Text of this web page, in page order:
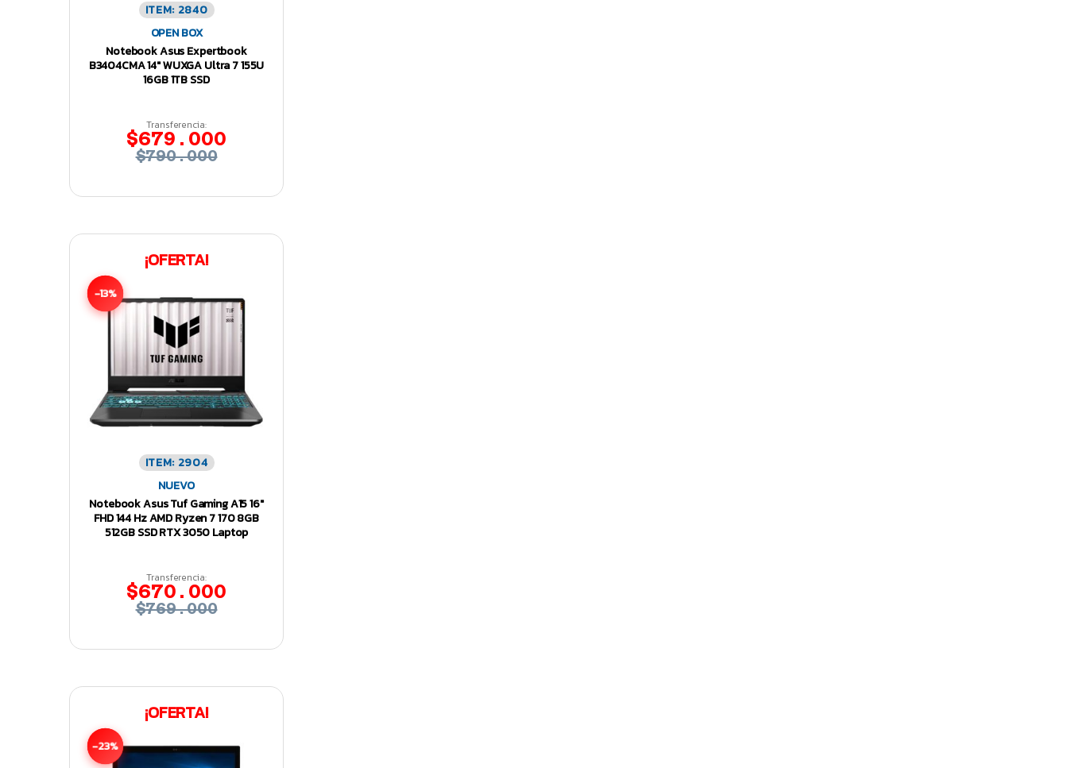
ITEM: 2840
OPEN BOX
Notebook Asus Expertbook
B3404CMA 14″ WUXGA Ultra 7 155U
16GB 1TB SSD
Transferencia:
$679.000
$790.000
¡OFERTA!
-13%
ITEM: 2904
NUEVO
Notebook Asus Tuf Gaming A15 16″
FHD 144 Hz AMD Ryzen 7 170 8GB
512GB SSD RTX 3050 Laptop
Transferencia:
$670.000
$769.000
¡OFERTA!
-23%